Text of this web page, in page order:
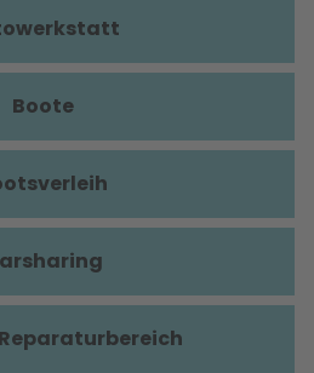
Boote